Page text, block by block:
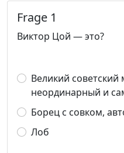
Frage 1
Виктор Цой — это?
Великий советский
неординарный и
Борец с совком,
Лоб